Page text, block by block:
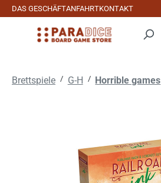
Zum Hauptinhalt springen
DAS GESCHÄFTANFAHRTKONTAKT
Brettspiele / G-H / Horrible games